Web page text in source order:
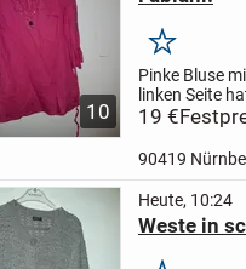
10
Merken
Pinke Bluse
linken Seite
Ausschnitt.
19 €
90419
Heute, 10:24
Weste in